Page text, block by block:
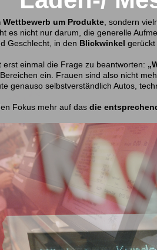
Wettbewerb um Produkte , sondern
es nicht nur darum, die generelle
Geschlecht, in den Blickwinkel gerückt
einmal die Frage zu beantworten:
ein. Frauen sind also nicht
genauso selbstverständlich Autos,
Fokus mehr auf das die